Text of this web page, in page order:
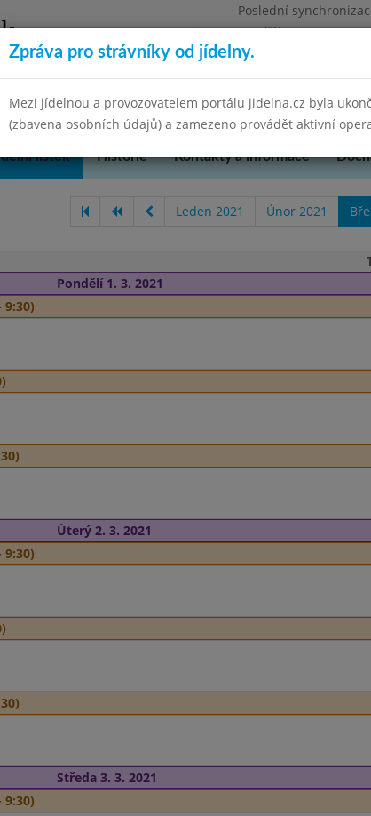
Poslední
Pondělí 30.6.2025
Mateřská škola Telnice, okres Brno-venkov,
lístek Historie Kontakty a informace
Leden 2021 Únor 2021
Pondělí 1. 3. 2021
9:30)
Úterý 2. 3. 2021
9:30)
Středa 3. 3. 2021
9:30)
Zpráva pro strávníky od jídelny.
Mezi jídelnou a provozovatelem portálu jidelna.cz byla
(zbavena osobních údajů) a zamezeno provádět aktivní